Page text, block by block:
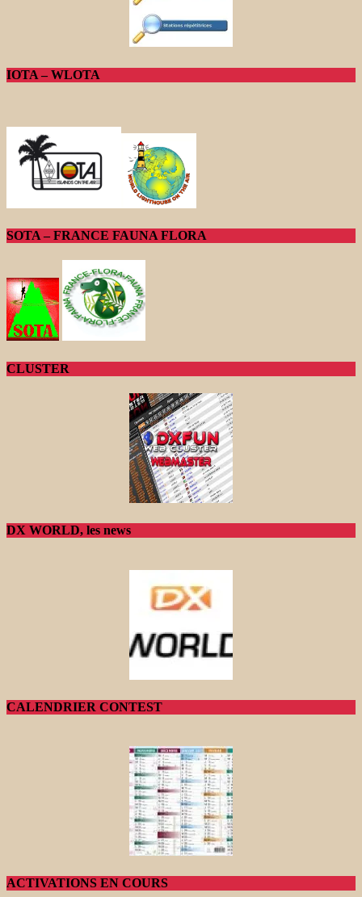
IOTA – WLOTA
SOTA – FRANCE FAUNA FLORA
CLUSTER
DX WORLD, les news
CALENDRIER CONTEST
ACTIVATIONS EN COURS